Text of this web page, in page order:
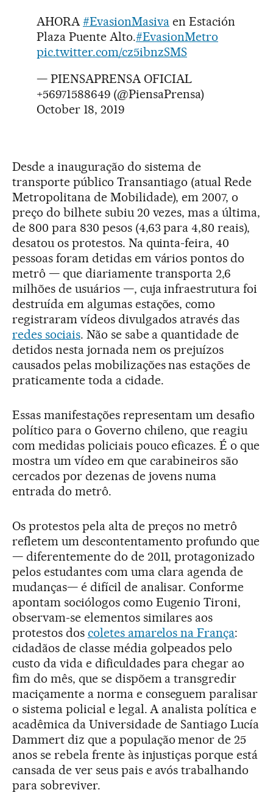
AHORA#EvasionMasiva en Estación
Plaza Puente Alto.#EvasionMetro
pic.twitter.com/cz5ibnzSMS
— PIENSAPRENSA OFICIAL
+56971588649 (@PiensaPrensa)
October 18, 2019
Desde a inauguração do sistema de
transporte público Transantiago (atual Rede
Metropolitana de Mobilidade), em 2007, o
preço do bilhete subiu 20 vezes, mas a última,
de 800 para 830 pesos (4,63 para 4,80 reais),
desatou os protestos. Na quinta-feira, 40
pessoas foram detidas em vários pontos do
metrô — que diariamente transporta 2,6
milhões de usuários —, cuja infraestrutura foi
destruída em algumas estações, como
registraram vídeos divulgados através das
redes sociais. Não se sabe a quantidade de
detidos nesta jornada nem os prejuízos
causados pelas mobilizações nas estações de
praticamente toda a cidade.
Essas manifestações representam um desafio
político para o Governo chileno, que reagiu
com medidas policiais pouco eficazes. É o que
mostra um vídeo em que carabineiros são
cercados por dezenas de jovens numa
entrada do metrô.
Os protestos pela alta de preços no metrô
refletem um descontentamento profundo que
— diferentemente do de 2011, protagonizado
pelos estudantes com uma clara agenda de
mudanças— é difícil de analisar. Conforme
apontam sociólogos como Eugenio Tironi,
observam-se elementos similares aos
protestos dos coletes amarelos na França:
cidadãos de classe média golpeados pelo
custo da vida e dificuldades para chegar ao
fim do mês, que se dispõem a transgredir
maciçamente a norma e conseguem paralisar
o sistema policial e legal. A analista política e
acadêmica da Universidade de Santiago Lucía
Dammert diz que a população menor de 25
anos se rebela frente às injustiças porque está
cansada de ver seus pais e avós trabalhando
para sobreviver.